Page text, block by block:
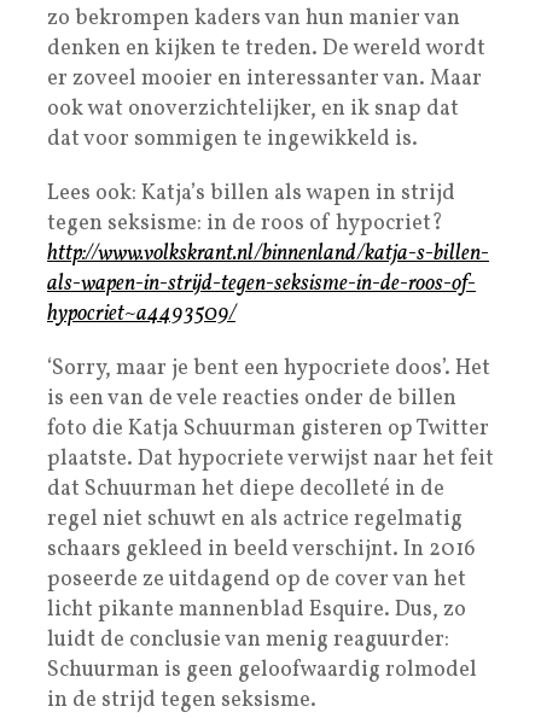
zo bekrompen kaders van hun manier van
denken en kijken te treden. De wereld wordt
er zoveel mooier en interessanter van. Maar
ook wat onoverzichtelijker, en ik snap dat
dat voor sommigen te ingewikkeld is.
Lees ook: Katja’s billen als wapen in strijd
tegen seksisme: in de roos of hypocriet?
http://www.volkskrant.nl/binnenland/katja-s-billen-
als-wapen-in-strijd-tegen-seksisme-in-de-roos-of-
hypocriet~a4493509/
‘Sorry, maar je bent een hypocriete doos’. Het
is een van de vele reacties onder de billen
foto die Katja Schuurman gisteren op Twitter
plaatste. Dat hypocriete verwijst naar het feit
dat Schuurman het diepe decolleté in de
regel niet schuwt en als actrice regelmatig
schaars gekleed in beeld verschijnt. In 2016
poseerde ze uitdagend op de cover van het
licht pikante mannenblad Esquire. Dus, zo
luidt de conclusie van menig reaguurder:
Schuurman is geen geloofwaardig rolmodel
in de strijd tegen seksisme.